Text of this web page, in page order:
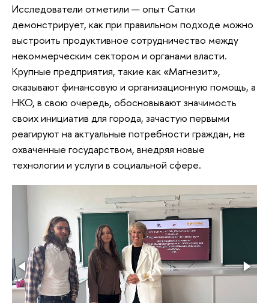
Исследователи отметили — опыт Сатки
демонстрирует, как при правильном подходе можно
выстроить продуктивное сотрудничество между
некоммерческим сектором и органами власти.
Крупные предприятия, такие как «Магнезит»,
оказывают финансовую и организационную помощь, а
НКО, в свою очередь, обосновывают значимость
своих инициатив для города, зачастую первыми
реагируют на актуальные потребности граждан, не
охваченные государством, внедряя новые
технологии и услуги в социальной сфере.